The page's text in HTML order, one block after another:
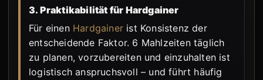
3. Praktikabilität für Hardgainer
Für einen Hardgainer ist Konsistenz der
entscheidende Faktor. 6 Mahlzeiten täglich
zu planen, vorzubereiten und einzuhalten ist
logistisch anspruchsvoll – und führt häufig